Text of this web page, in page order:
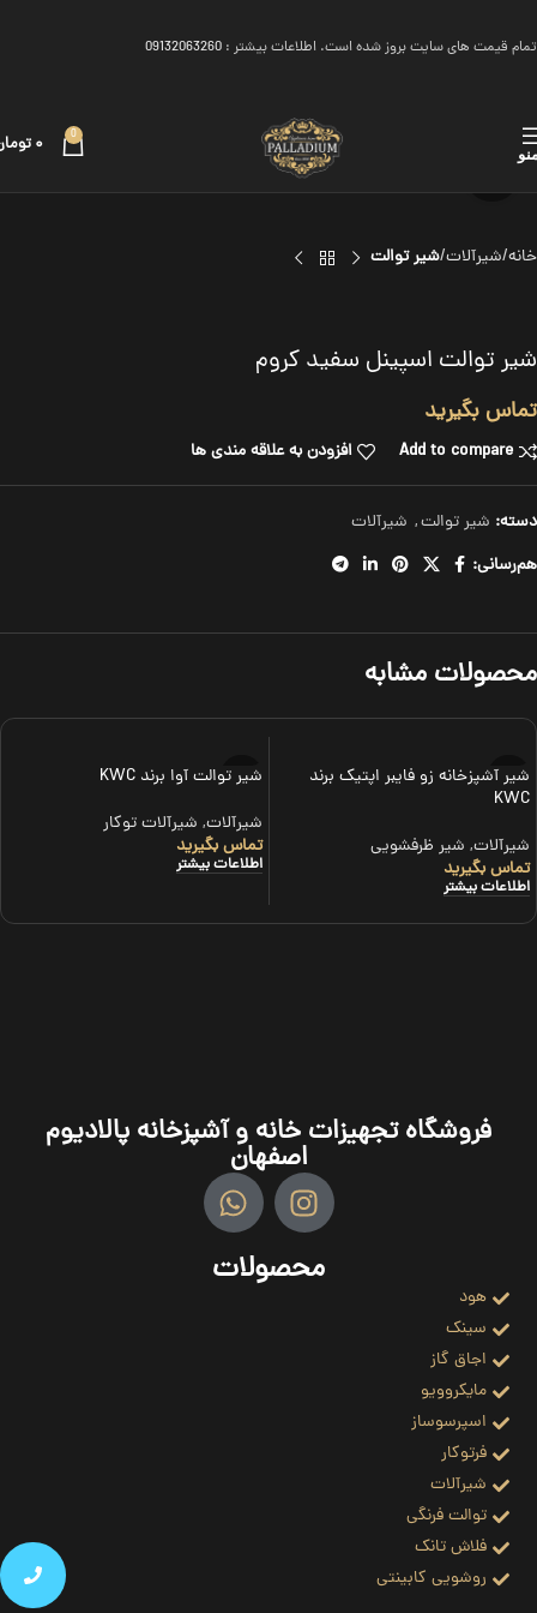
تمام قیمت های سایت بروز شده است. اطلاعات بیشتر : 09132063260
0 ۰
برای بزرگنمایی کلیک کنید
خانه شیرآلات شیر توالت
شیر توالت اسپینل سفید کروم
تماس بگیرید
Add to compare افزودن به علاقه مندی ها
دسته: شیر توالت, شیرآلات
هم‌رسانی:
محصولات مشابه
شیر آشپزخانه زو فایبر اپتیک برند
KWC
شیرآلات, شیر ظرفشویی
تماس بگیرید
اطلاعات بیشتر
شیر توالت آوا برند KWC
شیرآلات, شیرآلات توکار
تماس بگیرید
اطلاعات بیشتر
فروشگاه تجهیزات خانه و آشپزخانه پالادیوم
اصفهان
محصولات
هود
سینک
اجاق گاز
مایکروویو
اسپرسوساز
فرتوکار
شیرآلات
توالت فرنگی
فلاش تانک
روشویی کابینتی